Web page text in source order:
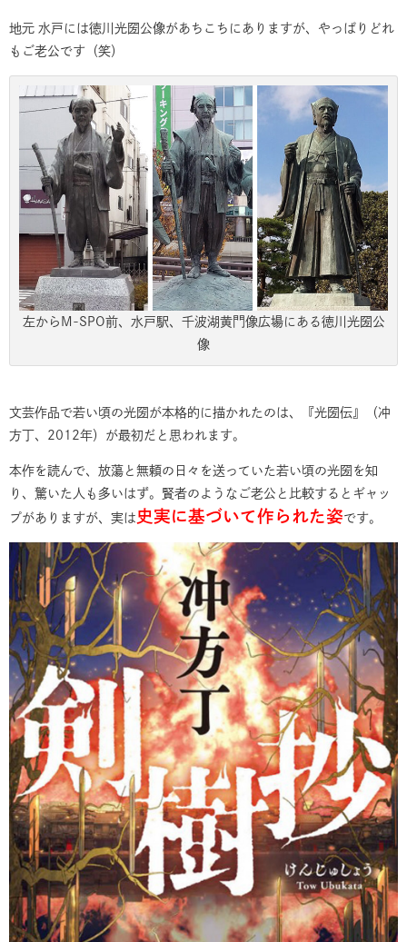
地元 水戸には徳川光圀公像があちこちにありますが、やっぱりどれ
もご老公です（笑）
左からM-SPO前、水戸駅、千波湖黄門像広場にある徳川光圀公
像
文芸作品で若い頃の光圀が本格的に描かれたのは、『光圀伝』（冲
方丁、2012年）が最初だと思われます。
本作を読んで、放蕩と無頼の日々を送っていた若い頃の光圀を知
り、驚いた人も多いはず。賢者のようなご老公と比較するとギャッ
プがありますが、実は 史実に基づいて作られた姿です。